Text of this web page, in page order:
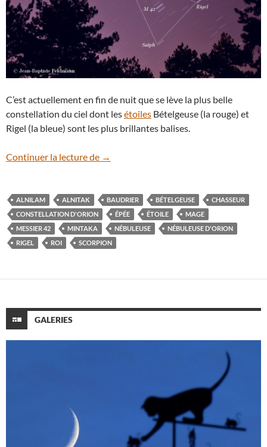
C’est actuellement en fin de nuit que se lève la plus belle
constellation du ciel dont lesétoiles Bételgeuse (la rouge) et
Rigel (la bleue) sont les plus brillantes balises.
Continuer la lecture de La constellation d’Orion
→
ALNILAM ALNITAK BAUDRIER BÉTELGEUSE
CHASSEUR
CONSTELLATION D'ORION
ÉPÉE ÉTOILE
MAGE
MESSIER 42
MINTAKA NÉBULEUSE
NÉBULEUSE D'ORION
RIGEL
ROI SCORPION
GALERIES